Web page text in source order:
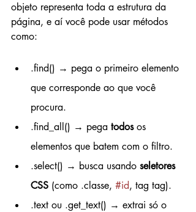
objeto representa toda a estrutura da
página, e aí você pode usar métodos
como:
.find() → pega o primeiro elemento
que corresponde ao que você
procura.
.find_all() → pega todos os
elementos que batem com o filtro.
.select() → busca usando seletores
CSS (como .classe, #id, tag tag).
.text ou .get_text() → extrai só o